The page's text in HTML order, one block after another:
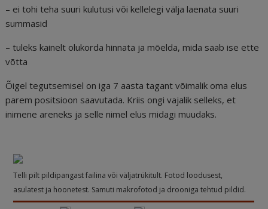
– ei tohi teha suuri kulutusi või kellelegi välja laenata suuri
summasid
– tuleks kainelt olukorda hinnata ja mõelda, mida saab ise ette
võtta
Õigel tegutsemisel on iga 7 aasta tagant võimalik oma elus
parem positsioon saavutada. Kriis ongi vajalik selleks, et
inimene areneks ja selle nimel elus midagi muudaks.
Telli pilt pildipangast failina või väljatrükitult. Fotod loodusest,
asulatest ja hoonetest. Samuti makrofotod ja drooniga tehtud pildid.